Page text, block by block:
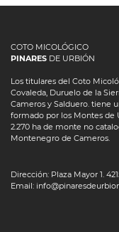
COTO MICOLÓGICO
PINARES DE URBIÓN
Los titulares del Coto
Covaleda, Duruelo de la
Cameros y Salduero. tiene
formado por los Montes de
2.270 ha de monte no
Montenegro de Cameros.
Dirección: Plaza Mayor 1.
Email: